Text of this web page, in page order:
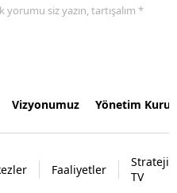
siz yazın, tartışalım *
Vizyonumuz Yönetim
Faaliyetler
Strateji
TV